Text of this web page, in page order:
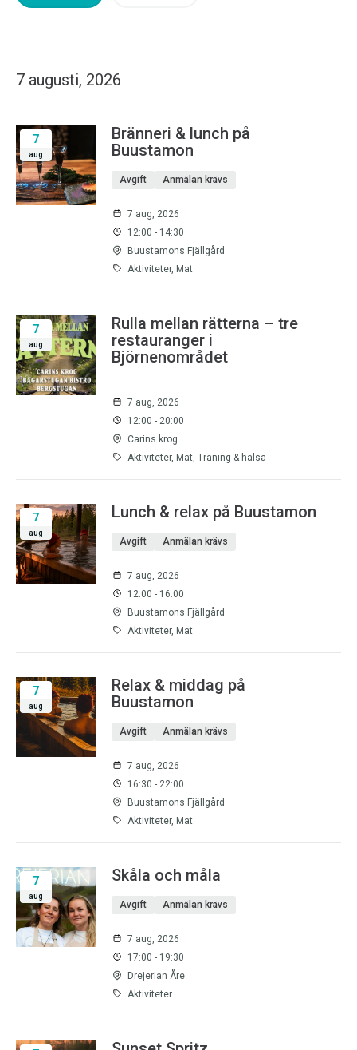
7 augusti, 2026
7
aug
Bränneri & lunch på
Buustamon
Avgift Anmälan krävs
7 aug, 2026
12:00 - 14:30
Buustamons Fjällgård
Aktiviteter, Mat
7
aug
Rulla mellan rätterna – tre
restauranger i
Björnenområdet
7 aug, 2026
12:00 - 20:00
Carins krog
Aktiviteter, Mat, Träning & hälsa
7
aug
Lunch & relax på Buustamon
Avgift Anmälan krävs
7 aug, 2026
12:00 - 16:00
Buustamons Fjällgård
Aktiviteter, Mat
7
aug
Relax & middag på
Buustamon
Avgift Anmälan krävs
7 aug, 2026
16:30 - 22:00
Buustamons Fjällgård
Aktiviteter, Mat
7
aug
Skåla och måla
Avgift Anmälan krävs
7 aug, 2026
17:00 - 19:30
Drejerian Åre
Aktiviteter